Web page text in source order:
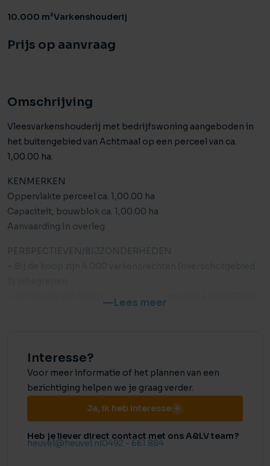
10.000 m²Varkenshouderij
Prijs op aanvraag
Omschrijving
Vleesvarkenshouderij met bedrijfswoning aangeboden in
het buitengebied van Achtmaal op een perceel van ca.
1,00.00 ha.
KENMERKEN
Oppervlakte perceel ca. 1,00.00 ha
Capaciteit, bouwblok ca. 1,00.00 ha
Aanvaarding In overleg
PERSPECTIEVEN/BIJZONDERHEDEN
– Op locatie zijn 550 zonnepanelen aanwezig à 180.000 kw.
wetenschap en te goeder trouw door ons weergegeven.
Mocht nadien blijken dat er afwijkingen zijn dan kan men
zich hierop niet beroepen. Aan de inhoud van deze
LIGGING
Lees meer
Interesse?
Voor meer informatie of het plannen van een
bezichtiging helpen we je graag verder.
Ja, ik heb interesse
Heb je liever direct contact met ons A&LV team?
heuvel@heuvel.nl0492 - 661 884